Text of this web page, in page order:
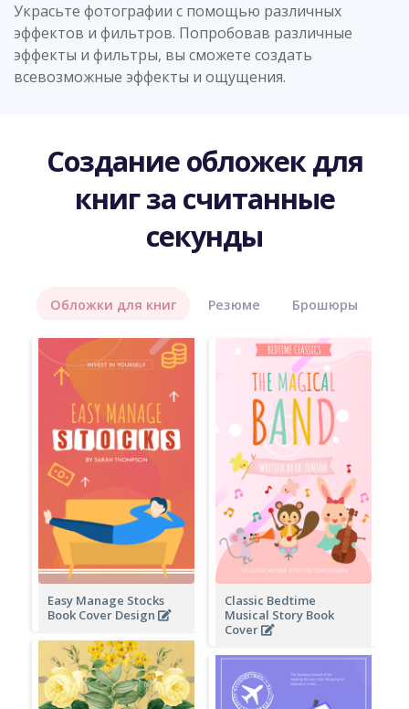
Украсьте фотографии с помощью различных
эффектов и фильтров. Попробовав различные
эффекты и фильтры, вы сможете создать
всевозможные эффекты и ощущения.
Создание обложек для
книг за считанные
секунды
Обложки для книг Резюме Брошюры
Easy Manage Stocks
Book Cover Design
Classic Bedtime
Musical Story Book
Cover